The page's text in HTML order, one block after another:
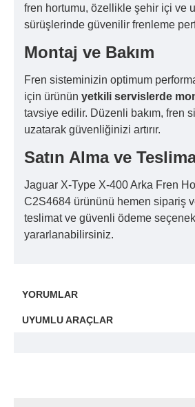
fren hortumu, özellikle şehir içi ve
sürüşlerinde güvenilir frenleme
Montaj ve Bakım
Fren sisteminizin optimum
için ürünün yetkili servislerde
tavsiye edilir. Düzenli bakım, fren
uzatarak güvenliğinizi artırır.
Satın Alma ve
Jaguar X-Type X-400 Arka Fren
C2S4684 ürününü hemen sipariş
teslimat ve güvenli ödeme
yararlanabilirsiniz.
YORUMLAR
UYUMLU ARAÇLAR